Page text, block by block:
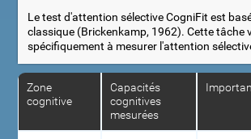
Le test d'attention sélective CogniFit est
classique (Brickenkamp, 1962). Cette tâche
spécifiquement à mesurer l'attention
Zone
cognitive
Capacités
cognitives
mesurées